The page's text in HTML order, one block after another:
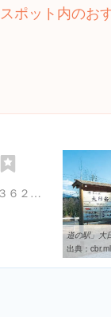
スポット内のお
岐阜県郡上市高鷲町西洞３６２８-５
出典：